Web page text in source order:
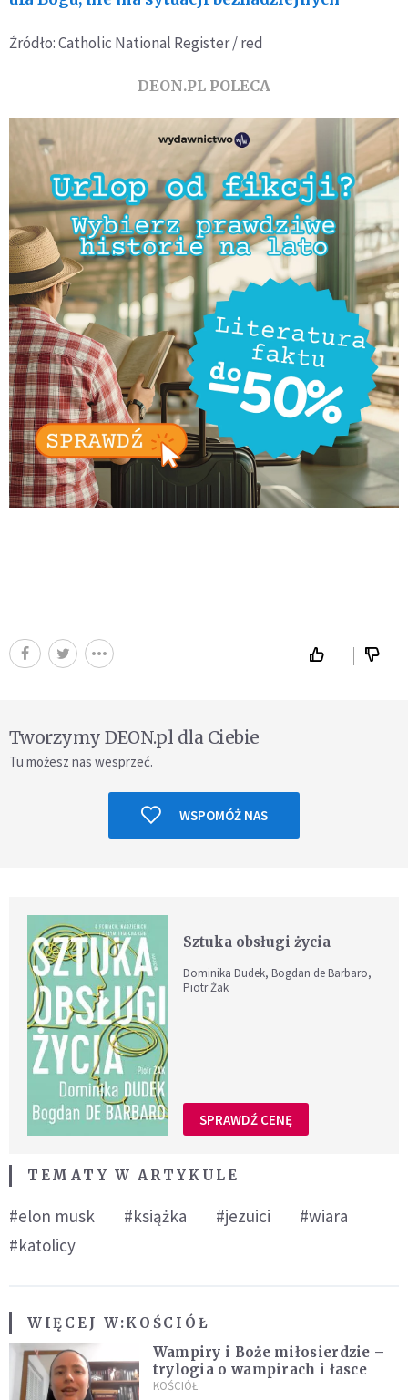
Źródło: Catholic National Register / red
DEON.PL POLECA
Tworzymy DEON.pl dla Ciebie
Tu możesz nas wesprzeć.
WSPOMÓŻ NAS
Sztuka obsługi życia
Dominika Dudek, Bogdan de Barbaro,
Piotr Żak
SPRAWDŹ CENĘ
TEMATY W ARTYKULE
#elon musk #książka #jezuici
#wiara
#katolicy
WIĘCEJ W:KOŚCIÓŁ
Wampiry i Boże miłosierdzie –
trylogia o wampirach i łasce
KOŚCIÓŁ